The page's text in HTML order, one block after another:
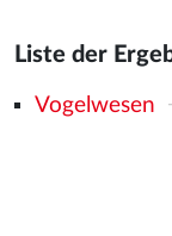
Liste der
Vogelwesen